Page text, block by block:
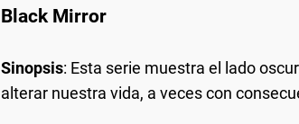
Black Mirror
Sinopsis: Esta serie muestra el lado
alterar nuestra vida, a veces con